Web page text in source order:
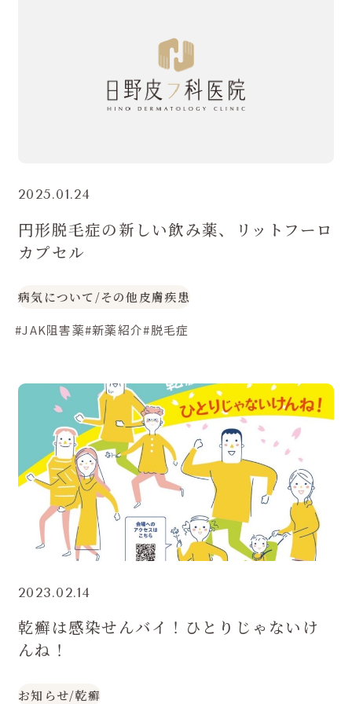
2025.01.24
円形脱毛症の新しい飲み薬、リットフーロ
カプセル
病気について/その他皮膚疾患
#JAK阻害薬#新薬紹介#脱毛症
2023.02.14
乾癬は感染せんバイ！ひとりじゃないけ
んね！
お知らせ/乾癬